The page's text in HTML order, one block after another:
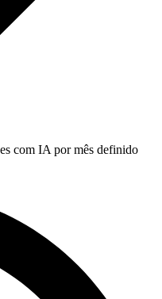
com IA por mês definido